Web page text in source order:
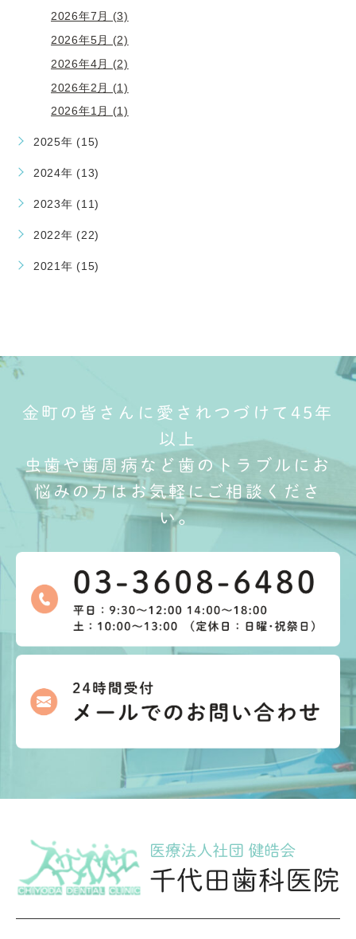
2026年7月 (3)
2026年5月 (2)
2026年4月 (2)
2026年2月 (1)
2026年1月 (1)
2025年 (15)
2024年 (13)
2023年 (11)
2022年 (22)
2021年 (15)
金町の皆さんに愛されつづけて45年
以上
虫歯や歯周病など歯のトラブルにお
悩みの方はお気軽にご相談くださ
い。